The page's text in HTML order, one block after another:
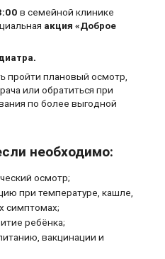
в семейной клинике
акция «Доброе
пройти плановый осмотр,
или обратиться при
по более выгодной
необходимо:
осмотр;
при температуре, кашле,
симптомах;
ребёнка;
вакцинации и